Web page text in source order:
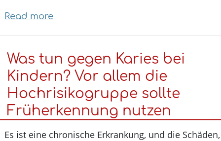
Read more
Herzgesundheit
Was tun gegen Karies bei
Kindern? Vor allem die
Hochrisikogruppe sollte
Früherkennung nutzen
Es ist eine chronische Erkrankung, und die